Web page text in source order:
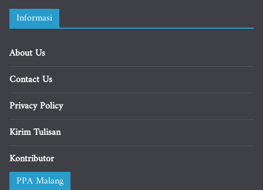
Informasi
About Us
Contact Us
Privacy Policy
Kirim Tulisan
Kontributor
PPA Malang